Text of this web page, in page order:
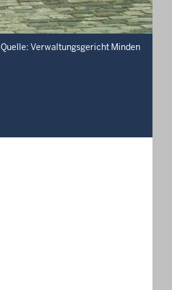
Quelle: Verwaltungsgericht Minden